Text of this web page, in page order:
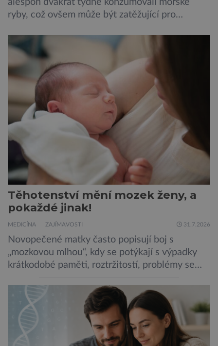
alespoň dvakrát týdně konzumovali mořské
ryby, což ovšem může být zatěžující pro
doporučení se nyní staly konzervované
sardinky, které si může dovolit opravdu každý
„Místo toho, aby poskytovaly izolované
mononutrienty, jsou rybí konzervy kompletní
potravinou,“ říká nutriční specialista Colin
Robertson a zdůrazňuje […]
Těhotenství mění mozek ženy, a
pokaždé jinak!
MEDICÍNA ZAJÍMAVOSTI 31.7.2026
Novopečené matky často popisují boj s
„mozkovou mlhou“, kdy se potýkají s výpadky
krátkodobé paměti, roztržitostí, problémy se
obtíže byly dlouhou dobu připisovány
nedostatku spánku a stresu při péči o
novorozence. Nyní se však ukazuje, že za tím
stojí změny v mozku vyvolané těhotenstvím!
Poporodní mozková mlha, v angličtině […]